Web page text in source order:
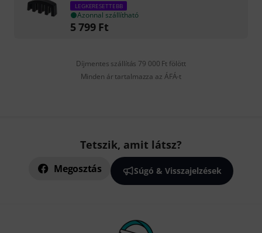
LEGKERESETTEBB
Azonnal szállítható
5 799 Ft
Díjmentes szállítás 79 000 Ft fölött
Minden ár tartalmazza az ÁFÁ-t
Tetszik, amit látsz?
Megosztás Súgó & Visszajelzések